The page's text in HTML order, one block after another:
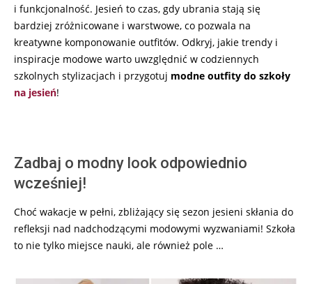
i funkcjonalność. Jesień to czas, gdy ubrania stają się
bardziej zróżnicowane i warstwowe, co pozwala na
kreatywne komponowanie outfitów. Odkryj, jakie trendy i
inspiracje modowe warto uwzględnić w codziennych
szkolnych stylizacjach i przygotuj modne outfity do szkoły
na jesień!
Zadbaj o modny look odpowiednio
wcześniej!
Choć wakacje w pełni, zbliżający się sezon jesieni skłania do
refleksji nad nadchodzącymi modowymi wyzwaniami! Szkoła
to nie tylko miejsce nauki, ale również pole …